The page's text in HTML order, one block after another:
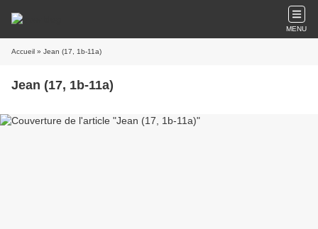
MENU
Accueil » Jean (17, 1b-11a)
Jean (17, 1b-11a)